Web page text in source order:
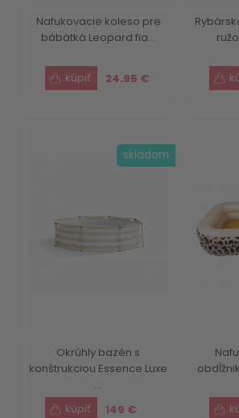
Nafukovacie koleso pre
bábätká Leopard fia...
24.95 €
Okrúhly bazén s
konštrukciou Essence Luxe
...
149 €
skladom